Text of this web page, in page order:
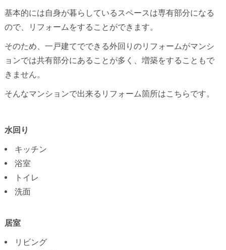
基本的には自身が暮らしているスペースは専有部分になる
ので、リフォームをすることができます。
そのため、一戸建てでできる外回りのリフォームがマンシ
ョンでは共有部分にあることが多く、増築をすることもで
きません。
そんなマンションで出来るリフォーム箇所はこちらです。
水回り
キッチン
浴室
トイレ
洗面
居室
リビング